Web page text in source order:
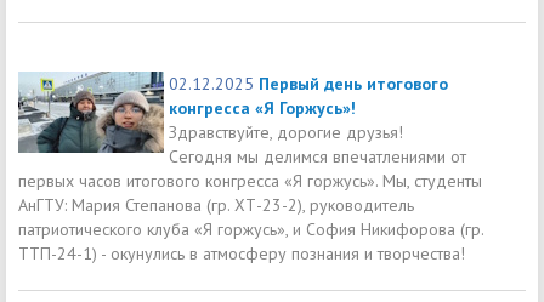
02.12.2025 Первый день итогового
конгресса «Я Горжусь»!
Здравствуйте, дорогие друзья!
Сегодня мы делимся впечатлениями от
первых часов итогового конгресса «Я горжусь». Мы, студенты
АнГТУ: Мария Степанова (гр. ХТ-23-2), руководитель
патриотического клуба «Я горжусь», и София Никифорова (гр.
ТТП-24-1) - окунулись в атмосферу познания и творчества!